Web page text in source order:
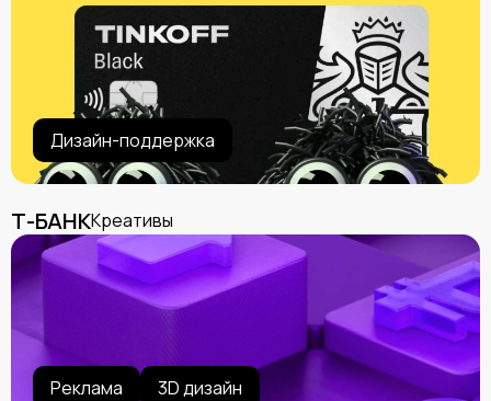
Дизайн-поддержка
Т-БАНККреативы
Реклама
3D дизайн